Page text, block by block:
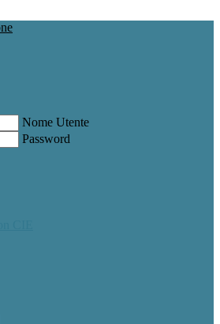
Nome Utente
Password